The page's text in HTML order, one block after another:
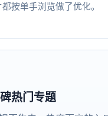
按单手浏览做了优化。
热门专题